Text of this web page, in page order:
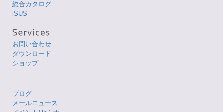
総合カタログ
iSUS
お問い合わせ
ダウンロード
ショップ
ブログ
メールニュース